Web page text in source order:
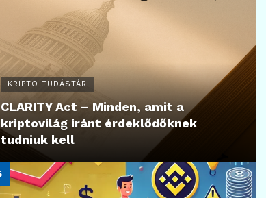
KRIPTO TUDÁSTÁR
CLARITY Act – Minden, amit a
kriptovilág iránt érdeklődőknek
tudniuk kell